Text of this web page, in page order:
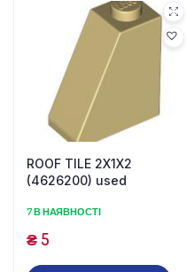
ROOF TILE 2X1X2
(4626200) used
7 В НАЯВНОСТІ
₴5